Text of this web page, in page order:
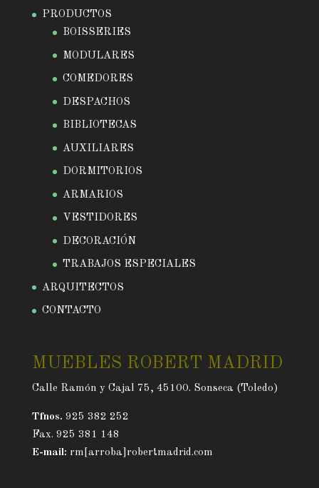
PRODUCTOS
BOISSERIES
MODULARES
COMEDORES
DESPACHOS
BIBLIOTECAS
AUXILIARES
DORMITORIOS
ARMARIOS
VESTIDORES
DECORACIÓN
TRABAJOS ESPECIALES
ARQUITECTOS
CONTACTO
MUEBLES ROBERT MADRID
Calle Ramón y Cajal 75, 45100. Sonseca (Toledo)
Tfnos. 925 382 252
Fax. 925 381 148
E-mail: rm[arroba]robertmadrid.com